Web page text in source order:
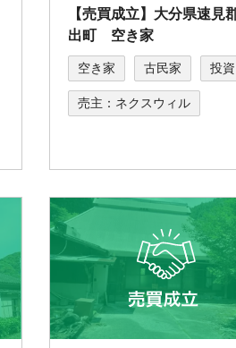
【売買成立】大分県速見
出町 空き家
空き家 古民家 投資
売主：ネクスウィル